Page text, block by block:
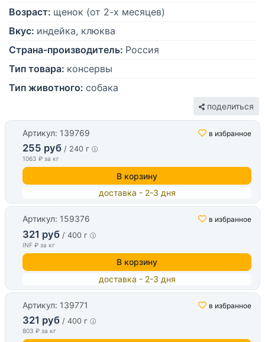
Возраст: щенок (от 2-х месяцев)
Вкус: индейка, клюква
Страна-производитель: Россия
Тип товара: консервы
Тип животного: собака
поделиться
Артикул: 139769 в избранное
255 руб / 240 г
1063 ₽ за кг
В корзину
доставка - 2-3 дня
Артикул: 159376 в избранное
321 руб / 400 г
INF ₽ за кг
В корзину
доставка - 2-3 дня
Артикул: 139771 в избранное
321 руб / 400 г
803 ₽ за кг